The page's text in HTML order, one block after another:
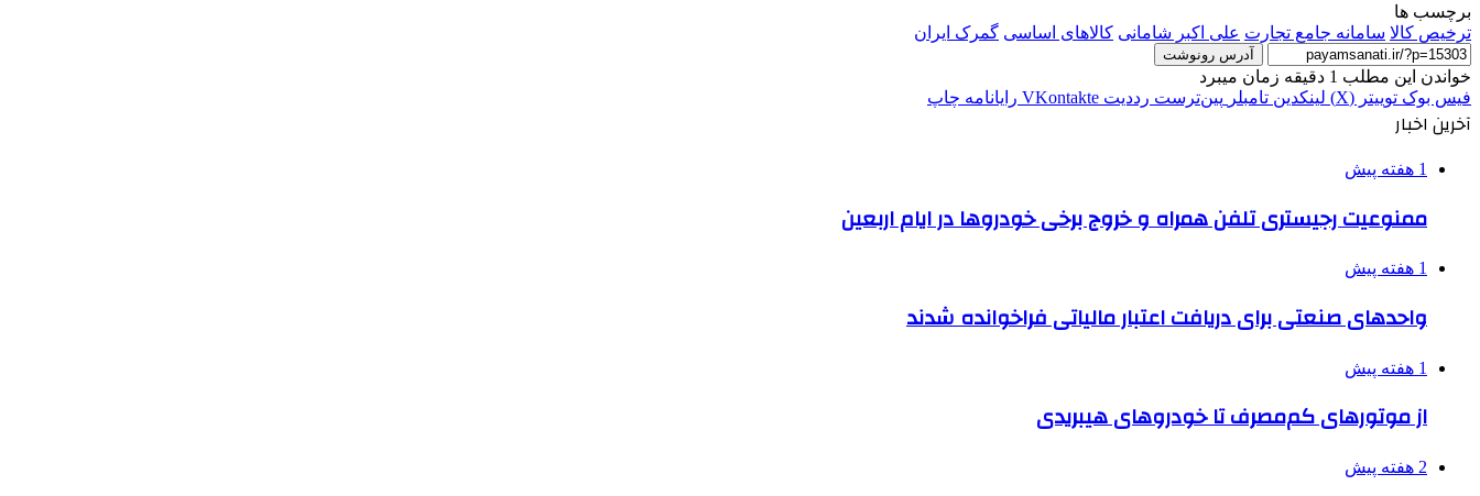
برچسب ها
ترخیص کالا سامانه جامع تجارت علی اکبر شامانی کالاهای اساسی گمرک ایران
آدرس رونوشت
خواندن این مطلب 1 دقیقه زمان میبرد
فیس بوک توییتر (X) لینکدین ‫تامبلر ‫پین‌ترست ‫رددیت ‫VKontakte رایانامه چاپ
آخرین اخبار
1 هفته پیش
ممنوعیت رجیستری تلفن همراه و خروج برخی خودروها در ایام اربعین
1 هفته پیش
واحدهای صنعتی برای دریافت اعتبار مالیاتی فراخوانده شدند
1 هفته پیش
از موتورهای کم‌مصرف تا خودروهای هیبریدی
2 هفته پیش